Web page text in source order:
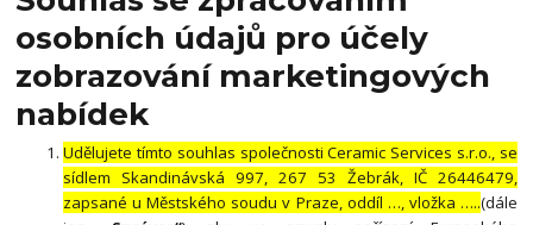
osobních údajů pro účely
zobrazování marketingových
nabídek
Udělujete tímto souhlas společnosti Ceramic Services s.r.o., se
sídlem Skandinávská 997, 267 53 Žebrák, IČ 26446479,
zapsané u Městského soudu v Praze, oddíl …, vložka …..(dále